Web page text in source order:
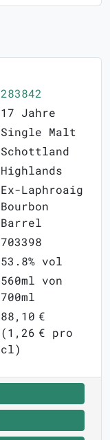
283842
17 Jahre
Single Malt
Schottland
Highlands
Ex-Laphroaig
Bourbon
Barrel
703398
53.8% vol
560ml von
700ml
88,10 €
(1,26 € pro
cl)